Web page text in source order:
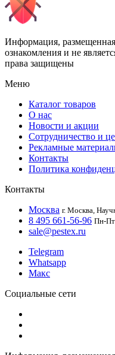
Информация, размещенная
ознакомления и не
права защищены
Меню
Каталог товаров
О нас
Новости и акции
Сотрудничество и
Рекламные
Контакты
Политика
Контакты
Москва г. Москва,
8 495 661-56-96 Пн-
sale@pestex.ru
Telegram
Whatsapp
Макс
Социальные сети